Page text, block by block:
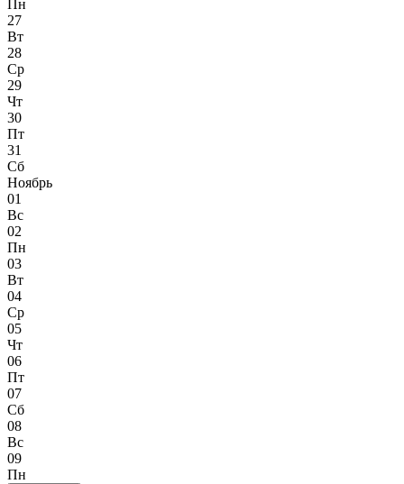
Пн
27
Вт
28
Ср
29
Чт
30
Пт
31
Сб
Ноябрь
01
Вс
02
Пн
03
Вт
04
Ср
05
Чт
06
Пт
07
Сб
08
Вс
09
Пн